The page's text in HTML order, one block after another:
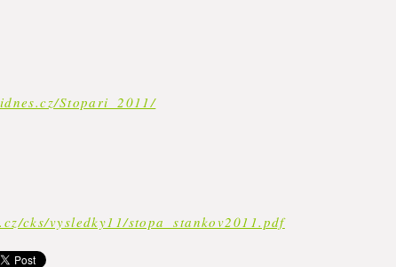
Stopari_2011/
cks/vysledky11/stopa_stankov2011.pdf